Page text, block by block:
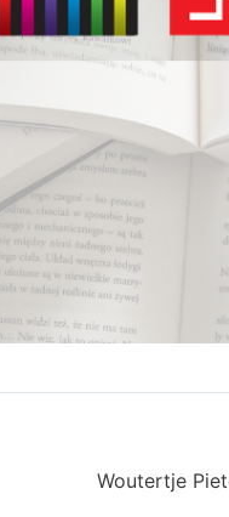
Woutertje